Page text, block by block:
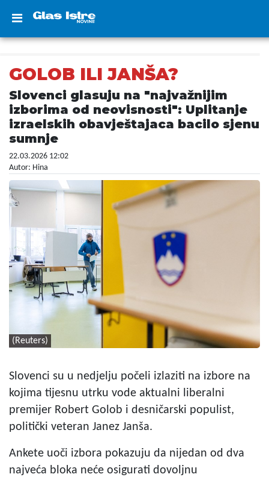
GOLOB ILI JANŠA?
Slovenci glasuju na "najvažnijim
izborima od neovisnosti": Uplitanje
izraelskih obavještajaca bacilo sjenu
sumnje
22.03.2026 12:02
Autor: Hina
(Reuters)
Slovenci su u nedjelju počeli izlaziti na izbore na
kojima tijesnu utrku vode aktualni liberalni
premijer Robert Golob i desničarski populist,
politički veteran Janez Janša.
Ankete uoči izbora pokazuju da nijedan od dva
najveća bloka neće osigurati dovoljnu